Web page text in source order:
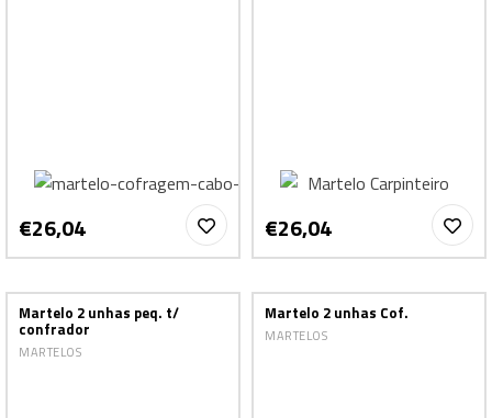
€26,04 €26,04
Martelo 2 unhas peq. t/
confrador
MARTELOS
Martelo 2 unhas Cof.
MARTELOS